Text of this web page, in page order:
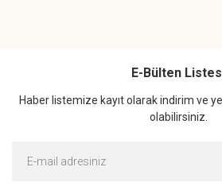
E-Bülten
Haber listemize kayıt olarak indirim ve
olabilirsiniz.